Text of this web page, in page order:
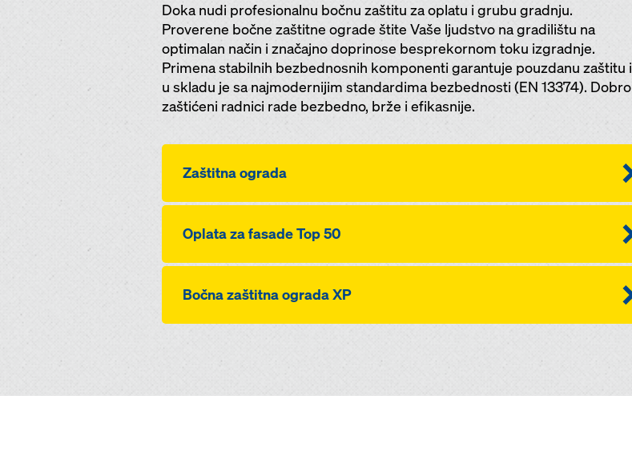
Doka nudi profesionalnu bočnu zaštitu za oplatu i grubu gradnju.
Proverene bočne zaštitne ograde štite Vaše ljudstvo na gradilištu na
optimalan način i značajno doprinose besprekornom toku izgradnje.
Primena stabilnih bezbednosnih komponenti garantuje pouzdanu zaštitu i
u skladu je sa najmodernijim standardima bezbednosti (EN 13374). Dobro
zaštićeni radnici rade bezbedno, brže i efikasnije.
Zaštitna ograda
Oplata za fasade Top 50
Bočna zaštitna ograda XP